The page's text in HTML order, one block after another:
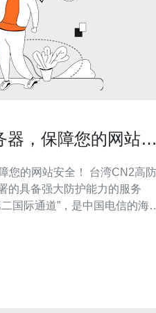
器，保障您的网站安
安全！ 台湾CN2高防
的具备强大防护能力的服务
国际通道”，是中国电信的海
要。台湾CN2高防服务器采用